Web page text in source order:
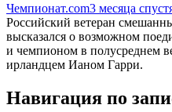
Чемпионат.com3 месяца
Российский ветеран
высказался о возможном
и чемпионом в полусреднем
ирландцем Ианом Гарри.
Навигация по